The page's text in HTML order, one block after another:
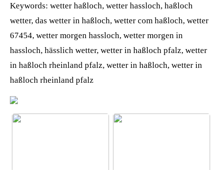
Keywords: wetter haßloch, wetter hassloch, haßloch
wetter, das wetter in haßloch, wetter com haßloch, wetter
67454, wetter morgen hassloch, wetter morgen in
hassloch, hässlich wetter, wetter in haßloch pfalz, wetter
in haßloch rheinland pfalz, wetter in haßloch, wetter in
haßloch rheinland pfalz